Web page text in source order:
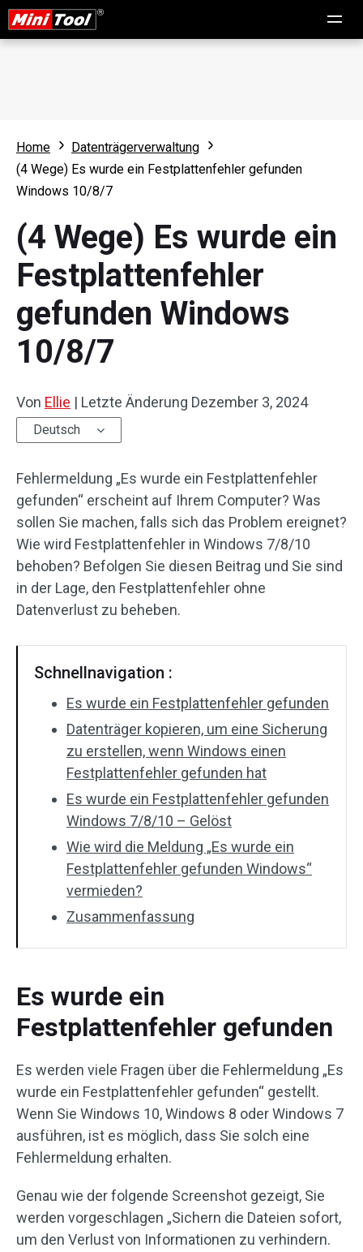
Home
Datenträgerverwaltung
(4 Wege) Es wurde ein Festplattenfehler gefunden
Windows 10/8/7
(4 Wege) Es wurde ein
Festplattenfehler
gefunden Windows
10/8/7
Von Ellie | Letzte Änderung Dezember 3, 2024
Deutsch
Fehlermeldung „Es wurde ein Festplattenfehler
gefunden“ erscheint auf Ihrem Computer? Was
sollen Sie machen, falls sich das Problem ereignet?
Wie wird Festplattenfehler in Windows 7/8/10
behoben? Befolgen Sie diesen Beitrag und Sie sind
in der Lage, den Festplattenfehler ohne
Datenverlust zu beheben.
Schnellnavigation :
Es wurde ein Festplattenfehler gefunden
Datenträger kopieren, um eine Sicherung
zu erstellen, wenn Windows einen
Festplattenfehler gefunden hat
Es wurde ein Festplattenfehler gefunden
Windows 7/8/10 – Gelöst
Wie wird die Meldung „Es wurde ein
Festplattenfehler gefunden Windows“
vermieden?
Zusammenfassung
Es wurde ein
Festplattenfehler gefunden
Es werden viele Fragen über die Fehlermeldung „Es
wurde ein Festplattenfehler gefunden“ gestellt.
Wenn Sie Windows 10, Windows 8 oder Windows 7
ausführen, ist es möglich, dass Sie solch eine
Fehlermeldung erhalten.
Genau wie der folgende Screenshot gezeigt, Sie
werden vorgeschlagen „Sichern die Dateien sofort,
um den Verlust von Informationen zu verhindern.